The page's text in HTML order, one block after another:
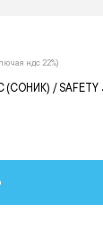
(СОНИК) / SAFETY
ндс 22%)